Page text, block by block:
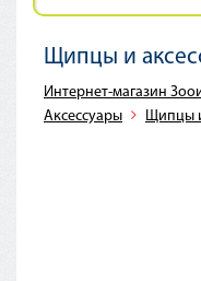
Щипцы и
Интернет-магазин
Аксессуары
Щипцы